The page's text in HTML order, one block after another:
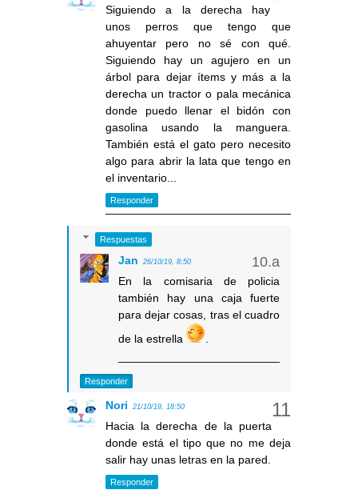
Siguiendo a la derecha hay
unos perros que tengo que
ahuyentar pero no sé con qué.
Siguiendo hay un agujero en un
árbol para dejar ítems y más a la
derecha un tractor o pala mecánica
donde puedo llenar el bidón con
gasolina usando la manguera.
También está el gato pero necesito
algo para abrir la lata que tengo en
el inventario...
Responder
Respuestas
Jan 26/10/19, 8:50
En la comisaria de policia
también hay una caja fuerte
para dejar cosas, tras el cuadro
de la estrella
Responder
Nori 21/10/19, 18:50
Hacia la derecha de la puerta
donde está el tipo que no me deja
salir hay unas letras en la pared.
Responder